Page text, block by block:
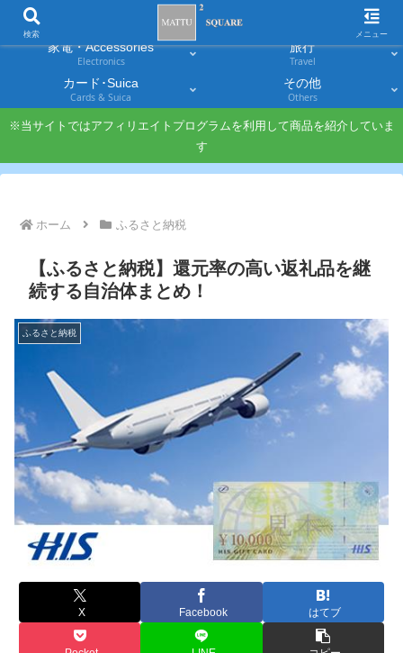
家電・Accessories
Electronics
旅行
Travel
カード･Suica
Cards & Suica
その他
Others
※当サイトではアフィリエイトプログラムを利用して商品を紹介していま
す
ホーム ふるさと納税
【ふるさと納税】還元率の高い返礼品を継
続する自治体まとめ！
ふるさと納税
X Facebook はてブ
検索 メニュー